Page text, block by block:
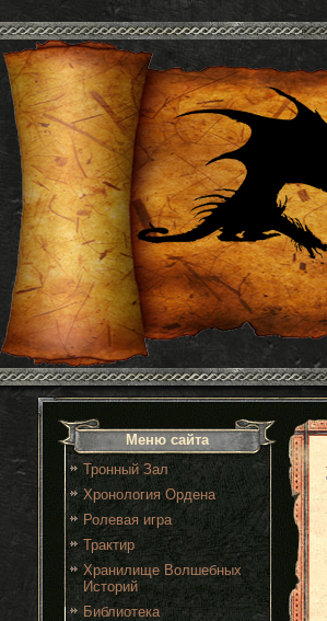
Меню сайта
Тронный Зал
Хронология Ордена
Ролевая игра
Трактир
Хранилище Волшебных
Историй
Библиотека